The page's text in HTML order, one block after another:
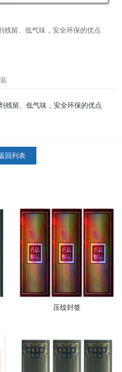
残留、低气味，安全环保的优点
残留、低气味，安全环保的优点
回列表
压纹封签